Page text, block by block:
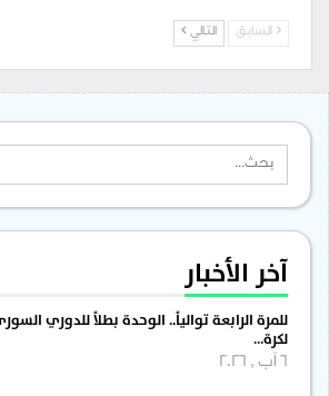
السابق التالي
آخر الأخبار
للمرة الرابعة توالياً.. الوحدة بطلاً للدوري السوري
لكرة…